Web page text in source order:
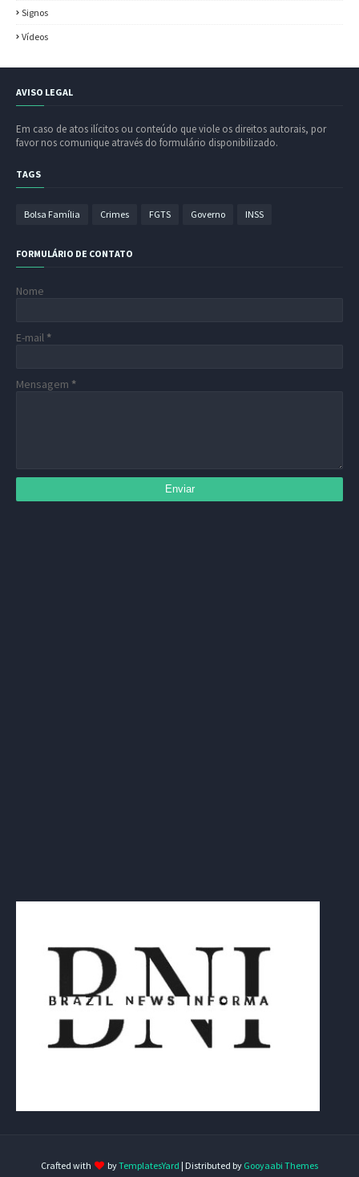
Signos
Vídeos
AVISO LEGAL
Em caso de atos ilícitos ou conteúdo que viole os direitos autorais, por
favor nos comunique através do formulário disponibilizado.
TAGS
Bolsa Família Crimes FGTS Governo INSS
FORMULÁRIO DE CONTATO
Nome
E-mail *
Mensagem *
Crafted with byTemplatesYard | Distributed by Gooyaabi Themes